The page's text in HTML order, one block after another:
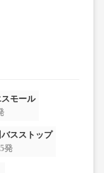
モール
スストップ
発